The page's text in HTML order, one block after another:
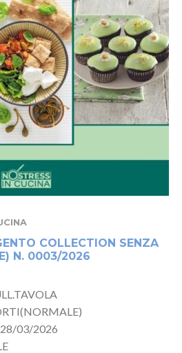
COLLECTION SENZA
N. 0003/2026
03/2026